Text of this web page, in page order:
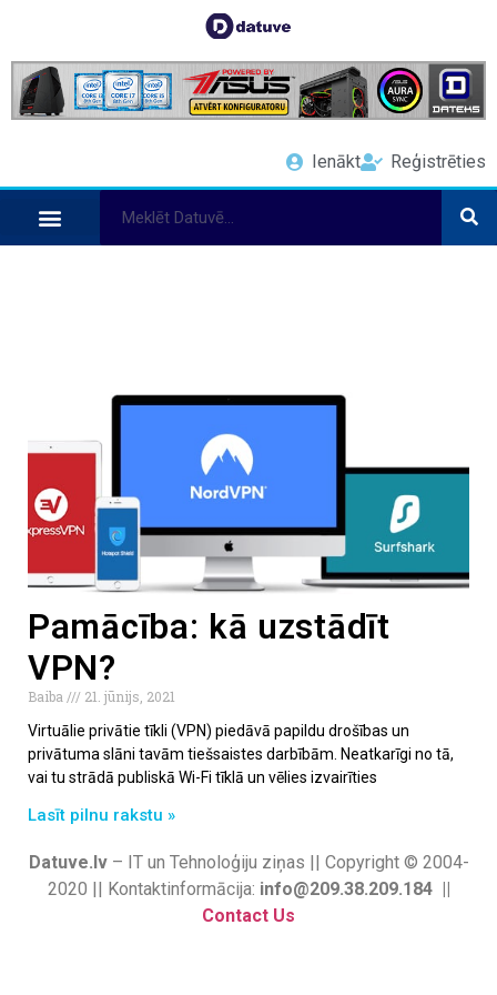
Ienākt Reģistrēties
Pamācība: kā uzstādīt
VPN?
Baiba
21. jūnijs, 2021
Virtuālie privātie tīkli (VPN) piedāvā papildu drošības un
privātuma slāni tavām tiešsaistes darbībām. Neatkarīgi no tā,
vai tu strādā publiskā Wi-Fi tīklā un vēlies izvairīties
Lasīt pilnu rakstu »
Datuve.lv– IT un Tehnoloģiju ziņas || Copyright © 2004-
2020 || Kontaktinformācija: info@209.38.209.184 ||
Contact Us